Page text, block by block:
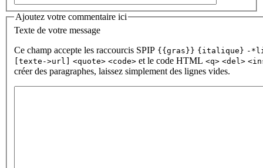
Ajoutez votre commentaire ici
Texte de votre message
Ce champ accepte les raccourcis SPIP {{gras}} {italique} -
[texte->url]
<quote> <code> et le code HTML <q> <del>
créer des paragraphes, laissez simplement des lignes vides.